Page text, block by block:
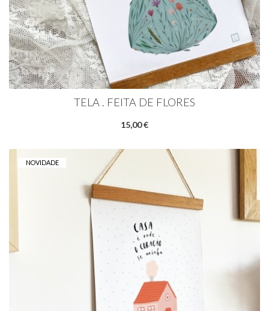
TELA . FEITA DE FLORES
15,00 €
NOVIDADE